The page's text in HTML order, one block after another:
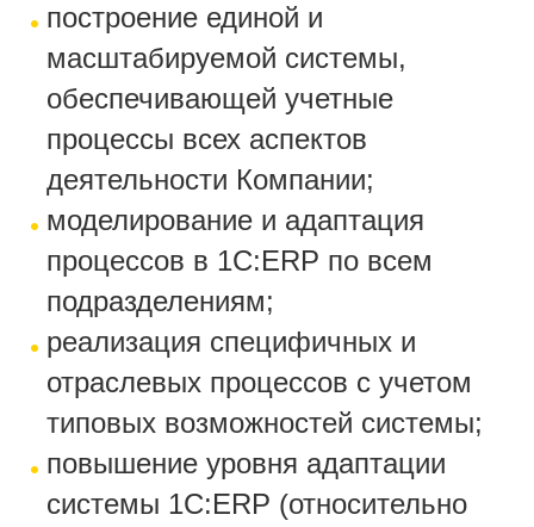
построение единой и
масштабируемой системы,
обеспечивающей учетные
процессы всех аспектов
деятельности Компании;
моделирование и адаптация
процессов в 1С:ERP по всем
подразделениям;
реализация специфичных и
отраслевых процессов с учетом
типовых возможностей системы;
повышение уровня адаптации
системы 1С:ERP (относительно